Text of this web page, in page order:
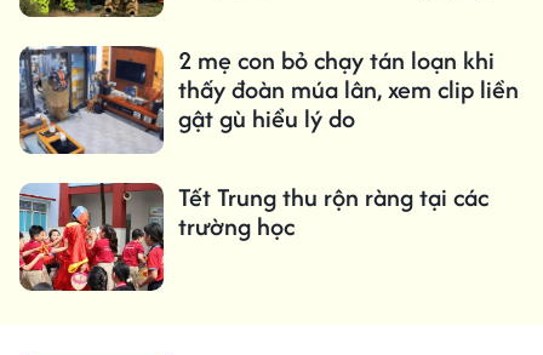
2 mẹ con bỏ chạy tán loạn khi
thấy đoàn múa lân, xem clip liền
gật gù hiểu lý do
Tết Trung thu rộn ràng tại các
trường học